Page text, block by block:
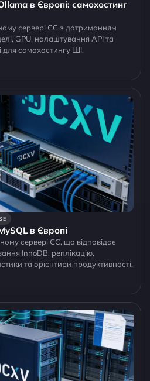
в Європі: самохостинг
сервері ЄС з дотриманням
GPU, налаштування API та
для самохостингу ШІ.
в Європі
сервері ЄС, що відповідає
InnoDB, реплікацію,
та орієнтири продуктивності.